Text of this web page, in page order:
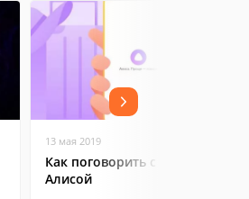
13 мая 2019
Как поговорить с Яндекс
Алисой